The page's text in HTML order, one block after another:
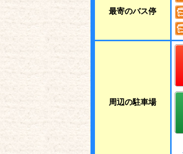
最寄のバス停
周辺の駐車場